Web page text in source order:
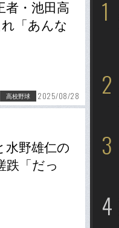
者・池田高
「あんな
高校野球 2025/08/28
水野雄仁の
跌「だっ